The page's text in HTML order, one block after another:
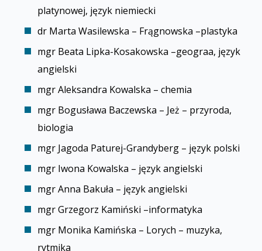
platynowej, język niemiecki
dr Marta Wasilewska – Frągnowska –plastyka
mgr Beata Lipka-Kosakowska –geografia, język
angielski
mgr Aleksandra Kowalska – chemia
mgr Bogusława Baczewska – Jeż – przyroda,
biologia
mgr Jagoda Paturej-Grandyberg – język polski
mgr Iwona Kowalska – język angielski
mgr Anna Bakuła – język angielski
mgr Grzegorz Kamiński –informatyka
mgr Monika Kamińska – Lorych – muzyka,
rytmika